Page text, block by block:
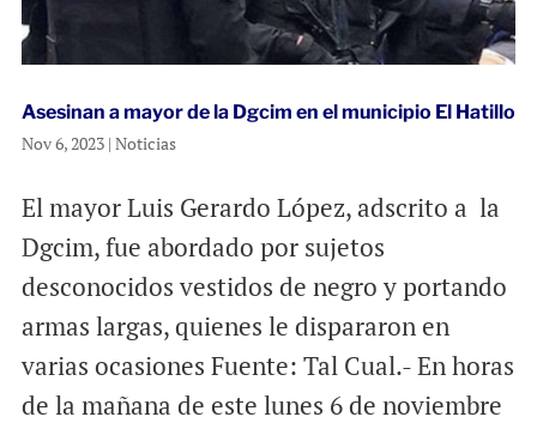
Asesinan a mayor de la Dgcim en el municipio El Hatillo
Nov 6, 2023| Noticias
El mayor Luis Gerardo López, adscrito a la
Dgcim, fue abordado por sujetos
desconocidos vestidos de negro y portando
armas largas, quienes le dispararon en
varias ocasiones Fuente: Tal Cual.- En horas
de la mañana de este lunes 6 de noviembre